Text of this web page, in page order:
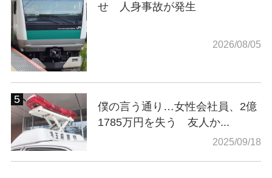
せ 人身事故が発生
2026/08/05
僕の言う通り…女性会社員、2億
1785万円を失う 友人か...
2025/09/18